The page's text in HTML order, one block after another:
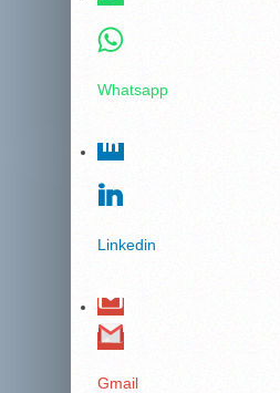
Whatsapp
Linkedin
Gmail